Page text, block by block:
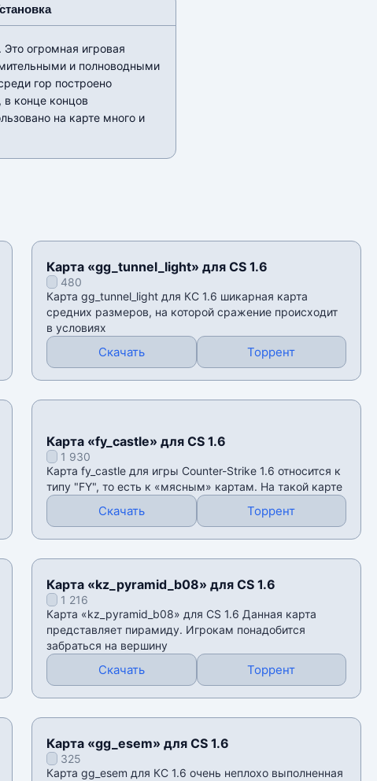
огромная игровая
и полноводными
гор построено
конце концов
на карте много и
Карта «gg_tunnel_light» для CS 1.6
480
Карта gg_tunnel_light для КС 1.6 шикарная карта
средних размеров, на которой сражение происходит
в условиях
Скачать Торрент
Карта «fy_castle» для CS 1.6
1 930
Карта fy_castle для игры Counter-Strike 1.6 относится к
типу "FY", то есть к «мясным» картам. На такой карте
Скачать Торрент
Карта «kz_pyramid_b08» для CS 1.6
1 216
Карта «kz_pyramid_b08» для CS 1.6 Данная карта
представляет пирамиду. Игрокам понадобится
забраться на вершину
Скачать Торрент
Карта «gg_esem» для CS 1.6
325
Карта gg_esem для КС 1.6 очень неплохо выполненная